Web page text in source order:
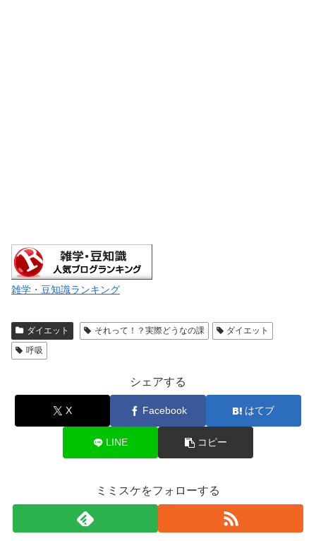
雑学・豆知識ランキング
ダイエット それって！？実際どうなの課
ダイエット
呼吸
シェアする
X Facebook はてブ
LINE コピー
ミミスケをフォローする